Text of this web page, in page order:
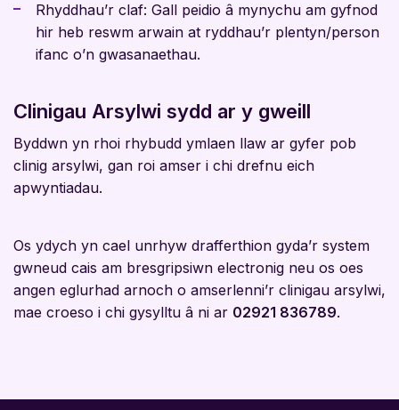
Rhyddhau’r claf: Gall peidio â mynychu am gyfnod
hir heb reswm arwain at ryddhau’r plentyn/person
ifanc o’n gwasanaethau.
Clinigau Arsylwi sydd ar y gweill
Byddwn yn rhoi rhybudd ymlaen llaw ar gyfer pob
clinig arsylwi, gan roi amser i chi drefnu eich
apwyntiadau.
Os ydych yn cael unrhyw drafferthion gyda’r system
gwneud cais am bresgripsiwn electronig neu os oes
angen eglurhad arnoch o amserlenni’r clinigau arsylwi,
mae croeso i chi gysylltu â ni ar 02921 836789.